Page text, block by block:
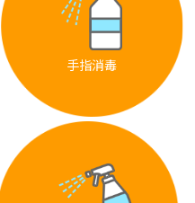
手指消毒